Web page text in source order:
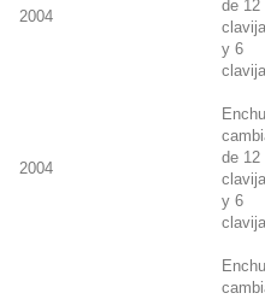
2004
de 12
y 6
2004
de 12
y 6